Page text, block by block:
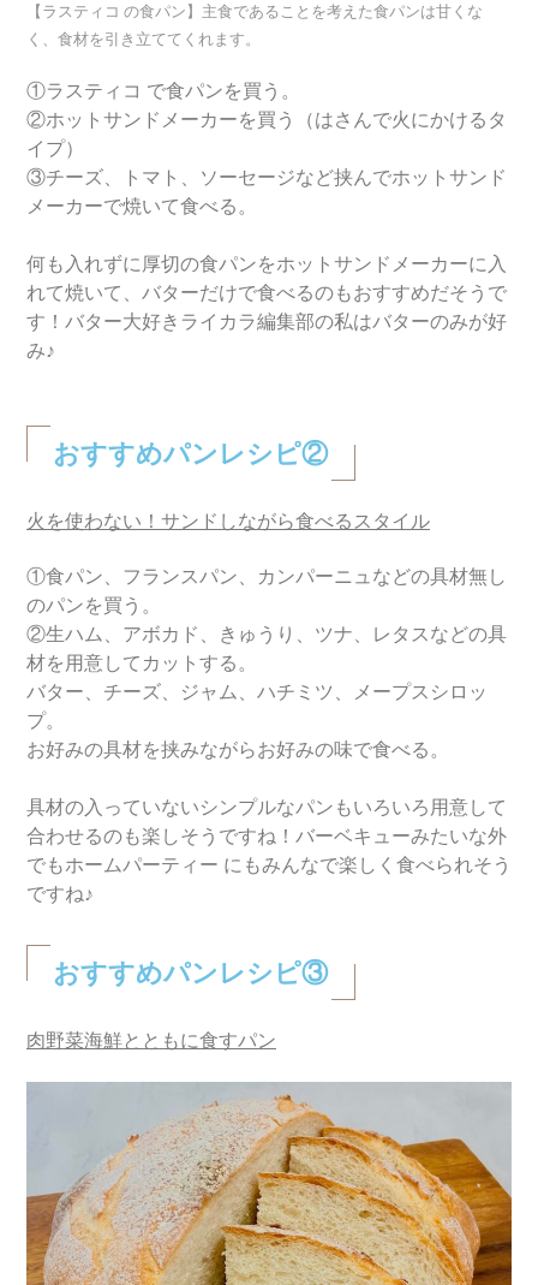
【ラスティコ の食パン】主食であることを考えた食パンは甘くな
く、食材を引き立ててくれます。
①ラスティコ で食パンを買う。
②ホットサンドメーカーを買う（はさんで火にかけるタ
イプ）
③チーズ、トマト、ソーセージなど挟んでホットサンド
メーカーで焼いて食べる。
何も入れずに厚切の食パンをホットサンドメーカーに入
れて焼いて、バターだけで食べるのもおすすめだそうで
す！バター大好きライカラ編集部の私はバターのみが好
み♪
おすすめパンレシピ②
火を使わない！サンドしながら食べるスタイル
①食パン、フランスパン、カンパーニュなどの具材無し
のパンを買う。
②生ハム、アボカド、きゅうり、ツナ、レタスなどの具
材を用意してカットする。
バター、チーズ、ジャム、ハチミツ、メープスシロッ
プ。
お好みの具材を挟みながらお好みの味で食べる。
具材の入っていないシンプルなパンもいろいろ用意して
合わせるのも楽しそうですね！バーベキューみたいな外
でもホームパーティー にもみんなで楽しく食べられそう
ですね♪
おすすめパンレシピ③
肉野菜海鮮とともに食すパン